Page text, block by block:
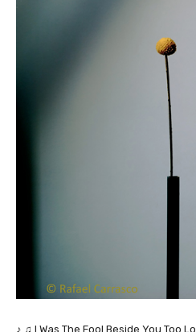
♪ ♫ I Was The Fool Beside You Too